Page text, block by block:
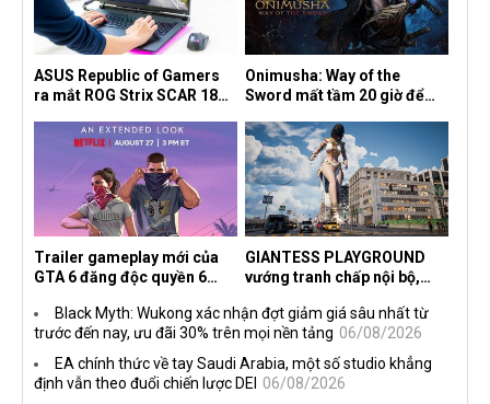
ASUS Republic of Gamers
ra mắt ROG Strix SCAR 18
Onimusha: Way of the
Sword mất tầm 20 giờ để
dành cho newbie và lão làng
Trailer gameplay mới của
GTA 6 đăng độc quyền 6
đang quá tham?
GIANTESS PLAYGROUND
vướng tranh chấp nội bộ,
ngầm chiếm đoạt doanh thu
Black Myth: Wukong xác nhận đợt giảm giá sâu nhất từ
trước đến nay, ưu đãi 30% trên mọi nền tảng 06/08/2026
EA chính thức về tay Saudi Arabia, một số studio khẳng
định vẫn theo đuổi chiến lược DEI
06/08/2026